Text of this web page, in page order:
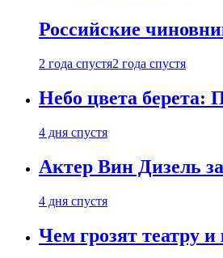
Российские
2 года спустя2 года спустя
Небо цвета берета:
4 дня спустя
Актер Вин Дизель
4 дня спустя
Чем грозят театру